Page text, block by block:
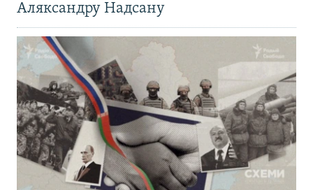
Аляксандру Надсану